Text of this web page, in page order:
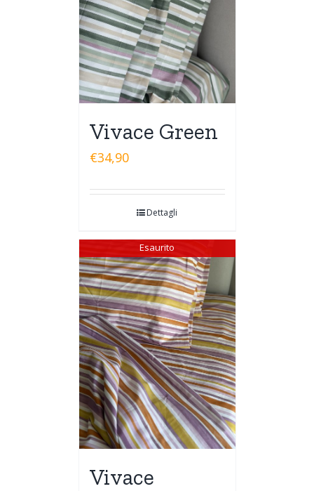
Vivace Green
€34,90
Dettagli
Esaurito
Vivace